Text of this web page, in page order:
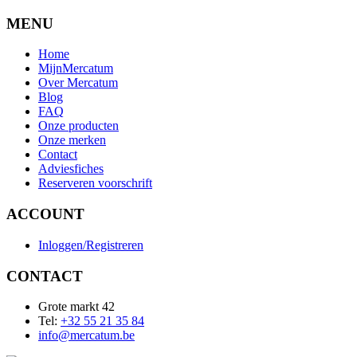
MENU
Home
MijnMercatum
Over Mercatum
Blog
FAQ
Onze producten
Onze merken
Contact
Adviesfiches
Reserveren voorschrift
ACCOUNT
Inloggen/Registreren
CONTACT
Grote markt 42
Tel: +32 55 21 35 84
info@mercatum.be